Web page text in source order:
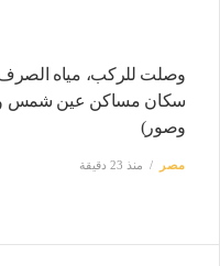
وصلت للركب، مياه
سكان مساكن عين شمس
وصور)
مصر منذ 23 دقيقة